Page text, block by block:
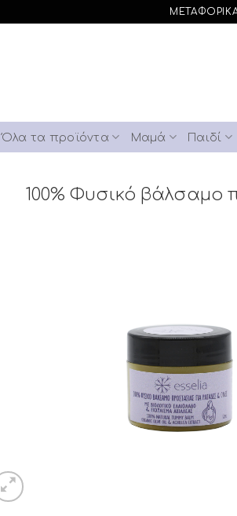
Όλα τα προϊόντα Μαμά Παιδί
100% Φυσικό βάλσαμο